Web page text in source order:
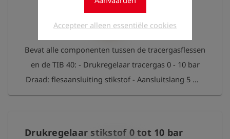
Accepteer alleen essentiële cookies
Bevat alle componenten tussen de tracergasflessen
en de TIB 40: - Drukregelaar tracergas 0 - 10 bar
Draad: flesaansluiting stikstof - Aansluitslang 5 m -
Overdrukventiel - Verbindingsstuk nippel S21 naar
Drukregelaar stikstof 0 tot 10 bar